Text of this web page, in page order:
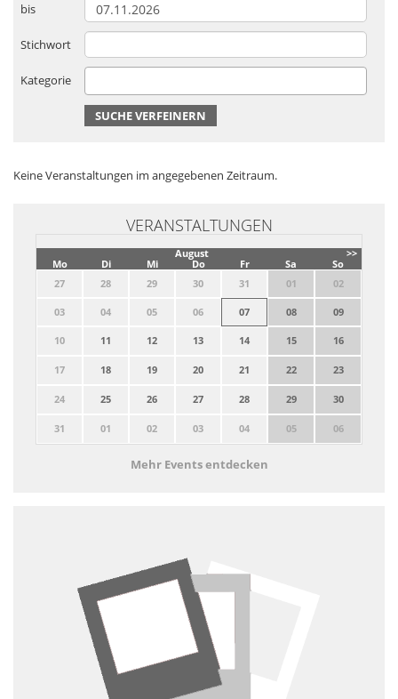
bis
Stichwort
Kategorie
SUCHE VERFEINERN
Keine Veranstaltungen im angegebenen Zeitraum.
VERANSTALTUNGEN
>>
August
Mo
Di Mi Do Fr Sa
So
27
28 29 30 31 01 02
03 04 05 06 07 08 09
10 11 12 13 14 15 16
17 18 19 20 21 22 23
24 25 26 27 28 29 30
31 01 02 03 04 05 06
Mehr Events entdecken